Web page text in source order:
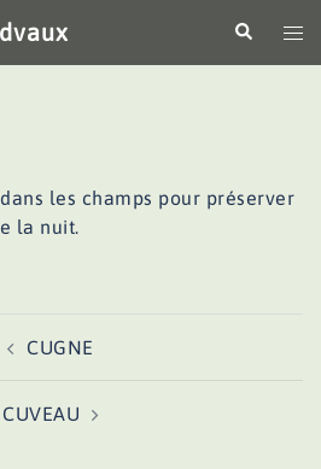
le
les champs pour préserver
la nuit.
CUGNE
CUVEAU